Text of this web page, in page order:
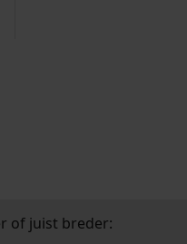
of juist breder: